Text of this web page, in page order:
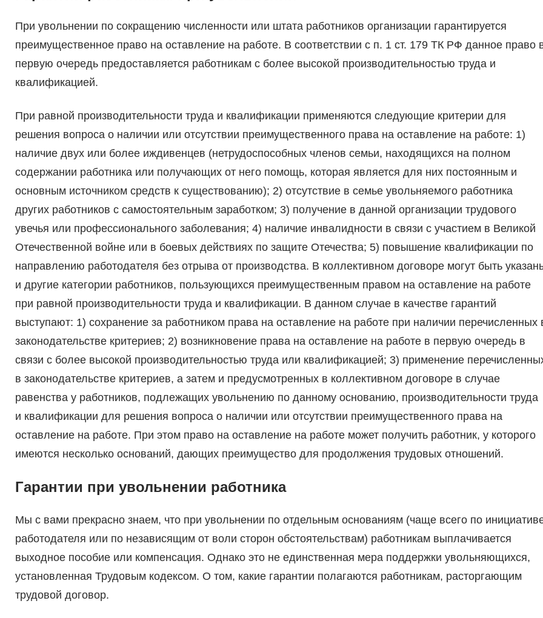
При увольнении по сокращению численности или штата работников организации гарантируется
преимущественное право на оставление на работе. В соответствии с п. 1 ст. 179 ТК РФ данное право
первую очередь предоставляется работникам с более высокой производительностью труда и
квалификацией.
При равной производительности труда и квалификации применяются следующие критерии для
решения вопроса о наличии или отсутствии преимущественного права на оставление на работе: 1)
наличие двух или более иждивенцев (нетрудоспособных членов семьи, находящихся на полном
содержании работника или получающих от него помощь, которая является для них постоянным и
основным источником средств к существованию); 2) отсутствие в семье увольняемого работника
других работников с самостоятельным заработком; 3) получение в данной организации трудового
увечья или профессионального заболевания; 4) наличие инвалидности в связи с участием в Великой
Отечественной войне или в боевых действиях по защите Отечества; 5) повышение квалификации по
направлению работодателя без отрыва от производства. В коллективном договоре могут быть
и другие категории работников, пользующихся преимущественным правом на оставление на работе
при равной производительности труда и квалификации. В данном случае в качестве гарантий
выступают: 1) сохранение за работником права на оставление на работе при наличии перечисленных
законодательстве критериев; 2) возникновение права на оставление на работе в первую очередь в
связи с более высокой производительностью труда или квалификацией; 3) применение
в законодательстве критериев, а затем и предусмотренных в коллективном договоре в случае
равенства у работников, подлежащих увольнению по данному основанию, производительности труда
и квалификации для решения вопроса о наличии или отсутствии преимущественного права на
оставление на работе. При этом право на оставление на работе может получить работник, у которого
имеются несколько оснований, дающих преимущество для продолжения трудовых отношений.
Гарантии при увольнении работника
Мы с вами прекрасно знаем, что при увольнении по отдельным основаниям (чаще всего по
работодателя или по независящим от воли сторон обстоятельствам) работникам выплачивается
выходное пособие или компенсация. Однако это не единственная мера поддержки увольняющихся,
установленная Трудовым кодексом. О том, какие гарантии полагаются работникам, расторгающим
трудовой договор.